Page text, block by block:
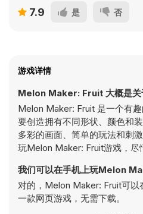
7.9 是 否
游戏详情
Melon Maker: Fruit 大概是关
Melon Maker: Fruit 是一个有
要创造拥有不同形状、颜色和
多彩的画面、简单的玩法和刺
玩Melon Maker: Fruit游戏，尽
我们可以在手机上玩Melon
对的，Melon Maker: Fruit可以
一款网页游戏，无需下载。